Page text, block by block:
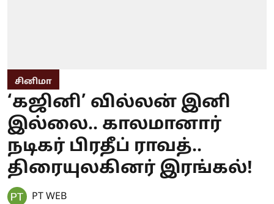
சினிமா
‘கஜினி’ வில்லன் இனி
இல்லை.. காலமானார்
நடிகர் பிரதீப் ராவத்..
திரையுலகினர் இரங்கல்!
PT WEB